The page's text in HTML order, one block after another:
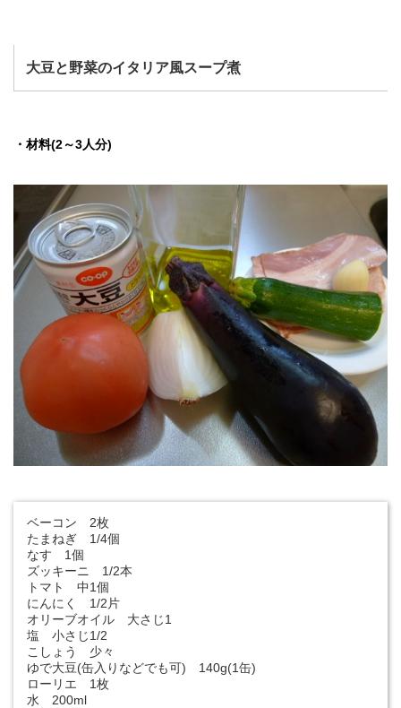
大豆と野菜のイタリア風スープ煮
・材料(2～3人分)
ベーコン 2枚
たまねぎ 1/4個
なす 1個
ズッキーニ 1/2本
トマト 中1個
にんにく 1/2片
オリーブオイル 大さじ1
塩 小さじ1/2
こしょう 少々
ゆで大豆(缶入りなどでも可) 140g(1缶)
ローリエ 1枚
水 200ml